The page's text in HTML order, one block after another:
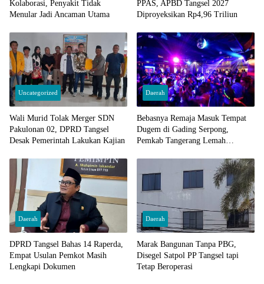
Kolaborasi, Penyakit Tidak
Menular Jadi Ancaman Utama
PPAS, APBD Tangsel 2027
Diproyeksikan Rp4,96 Triliun
Uncategorized
Wali Murid Tolak Merger SDN
Pakulonan 02, DPRD Tangsel
Desak Pemerintah Lakukan Kajian
Daerah
Bebasnya Remaja Masuk Tempat
Dugem di Gading Serpong,
Pemkab Tangerang Lemah
Daerah
DPRD Tangsel Bahas 14 Raperda,
Empat Usulan Pemkot Masih
Lengkapi Dokumen
Daerah
Marak Bangunan Tanpa PBG,
Disegel Satpol PP Tangsel tapi
Tetap Beroperasi